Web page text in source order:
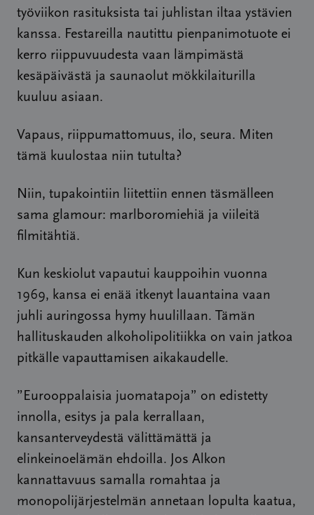
työviikon rasituksista tai juhlistan iltaa ystävien
kanssa. Festareilla nautittu pienpanimotuote ei
kerro riippuvuudesta vaan lämpimästä
kesäpäivästä ja saunaolut mökkilaiturilla
kuuluu asiaan.
Vapaus, riippumattomuus, ilo, seura. Miten
tämä kuulostaa niin tutulta?
Niin, tupakointiin liitettiin ennen täsmälleen
sama glamour: marlboromiehiä ja viileitä
filmitähtiä.
Kun keskiolut vapautui kauppoihin vuonna
1969, kansa ei enää itkenyt lauantaina vaan
juhli auringossa hymy huulillaan. Tämän
hallituskauden alkoholipolitiikka on vain jatkoa
pitkälle vapauttamisen aikakaudelle.
”Eurooppalaisia juomatapoja” on edistetty
innolla, esitys ja pala kerrallaan,
kansanterveydestä välittämättä ja
elinkeinoelämän ehdoilla. Jos Alkon
kannattavuus samalla romahtaa ja
monopolijärjestelmän annetaan lopulta kaatua,